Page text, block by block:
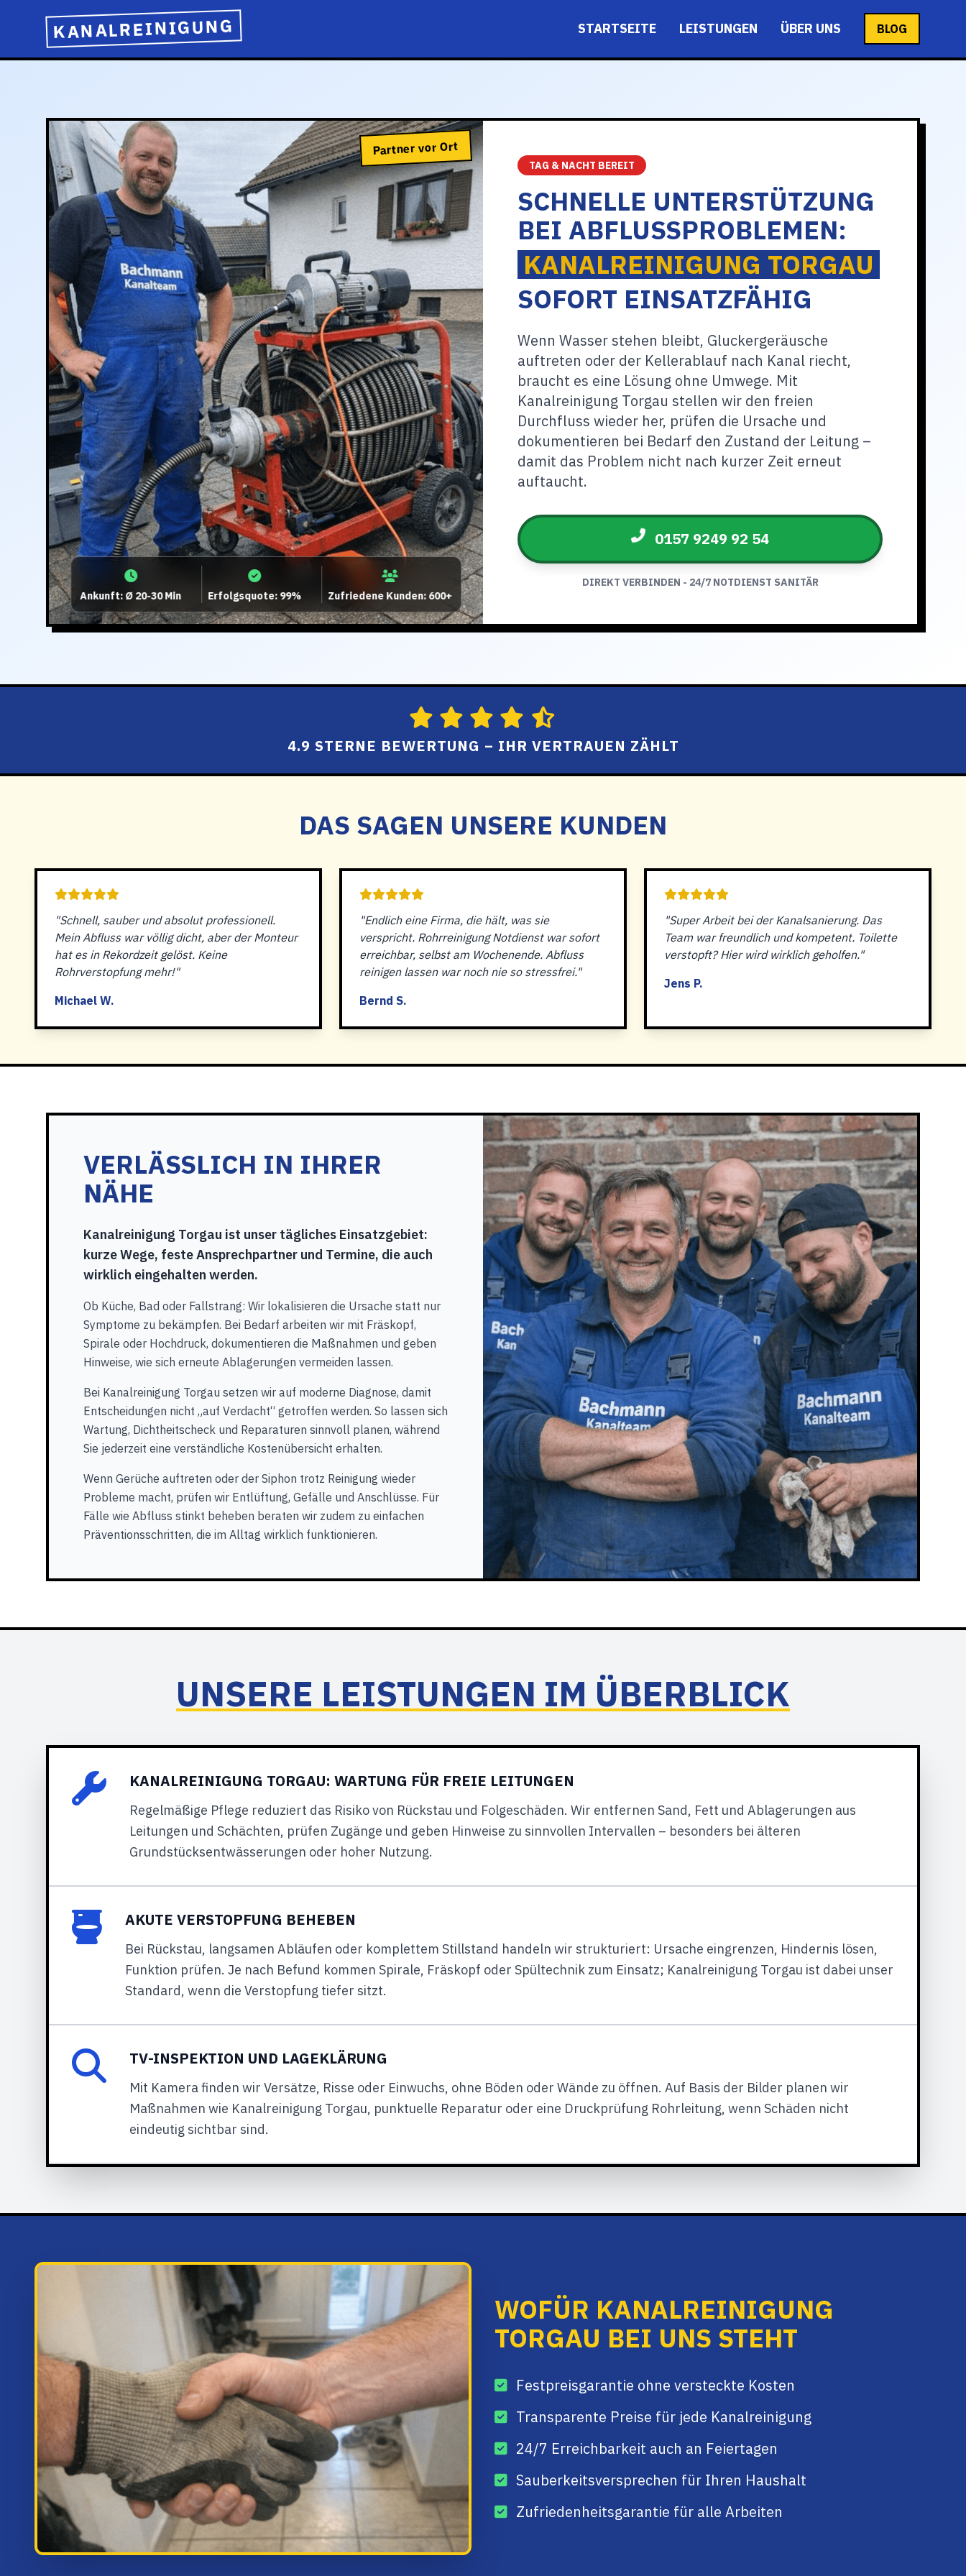
KANALREINIGUNG STARTSEITE LEISTUNGEN ÜBER UNS BLOG
Partner vor Ort
Ankunft: Ø 20-30 Min Erfolgsquote: 99% Zufriedene Kunden: 600+
TAG & NACHT BEREIT
SCHNELLE UNTERSTÜTZUNG
BEI ABFLUSSPROBLEMEN:
KANALREINIGUNG TORGAU
SOFORT EINSATZFÄHIG
Wenn Wasser stehen bleibt, Gluckergeräusche
auftreten oder der Kellerablauf nach Kanal riecht,
braucht es eine Lösung ohne Umwege. Mit
Kanalreinigung Torgau stellen wir den freien
Durchfluss wieder her, prüfen die Ursache und
dokumentieren bei Bedarf den Zustand der Leitung –
damit das Problem nicht nach kurzer Zeit erneut
auftaucht.
0157 9249 92 54
DIREKT VERBINDEN - 24/7 NOTDIENST SANITÄR
4.9 STERNE BEWERTUNG – IHR VERTRAUEN ZÄHLT
DAS SAGEN UNSERE KUNDEN
"Schnell, sauber und absolut professionell.
Mein Abfluss war völlig dicht, aber der Monteur
hat es in Rekordzeit gelöst. Keine
Rohrverstopfung mehr!"
Michael W.
"Endlich eine Firma, die hält, was sie
verspricht. Rohrreinigung Notdienst war sofort
erreichbar, selbst am Wochenende. Abfluss
reinigen lassen war noch nie so stressfrei."
Bernd S.
"Super Arbeit bei der Kanalsanierung. Das
Team war freundlich und kompetent. Toilette
verstopft? Hier wird wirklich geholfen."
Jens P.
VERLÄSSLICH IN IHRER
NÄHE
Kanalreinigung Torgau ist unser tägliches Einsatzgebiet:
kurze Wege, feste Ansprechpartner und Termine, die auch
wirklich eingehalten werden.
Ob Küche, Bad oder Fallstrang: Wir lokalisieren die Ursache statt nur
Symptome zu bekämpfen. Bei Bedarf arbeiten wir mit Fräskopf,
Spirale oder Hochdruck, dokumentieren die Maßnahmen und geben
Hinweise, wie sich erneute Ablagerungen vermeiden lassen.
Bei Kanalreinigung Torgau setzen wir auf moderne Diagnose, damit
Entscheidungen nicht „auf Verdacht“ getroffen werden. So lassen sich
Wartung, Dichtheitscheck und Reparaturen sinnvoll planen, während
Sie jederzeit eine verständliche Kostenübersicht erhalten.
Wenn Gerüche auftreten oder der Siphon trotz Reinigung wieder
Probleme macht, prüfen wir Entlüftung, Gefälle und Anschlüsse. Für
Fälle wie Abfluss stinkt beheben beraten wir zudem zu einfachen
Präventionsschritten, die im Alltag wirklich funktionieren.
UNSERE LEISTUNGEN IM ÜBERBLICK
KANALREINIGUNG TORGAU: WARTUNG FÜR FREIE LEITUNGEN
Regelmäßige Pflege reduziert das Risiko von Rückstau und Folgeschäden. Wir entfernen Sand, Fett und Ablagerungen aus
Leitungen und Schächten, prüfen Zugänge und geben Hinweise zu sinnvollen Intervallen – besonders bei älteren
Grundstücksentwässerungen oder hoher Nutzung.
AKUTE VERSTOPFUNG BEHEBEN
Bei Rückstau, langsamen Abläufen oder komplettem Stillstand handeln wir strukturiert: Ursache eingrenzen, Hindernis lösen,
Funktion prüfen. Je nach Befund kommen Spirale, Fräskopf oder Spültechnik zum Einsatz; Kanalreinigung Torgau ist dabei unser
Standard, wenn die Verstopfung tiefer sitzt.
TV-INSPEKTION UND LAGEKLÄRUNG
Mit Kamera finden wir Versätze, Risse oder Einwuchs, ohne Böden oder Wände zu öffnen. Auf Basis der Bilder planen wir
Maßnahmen wie Kanalreinigung Torgau, punktuelle Reparatur oder eine Druckprüfung Rohrleitung, wenn Schäden nicht
eindeutig sichtbar sind.
WOFÜR KANALREINIGUNG
TORGAU BEI UNS STEHT
Festpreisgarantie ohne versteckte Kosten
Transparente Preise für jede Kanalreinigung
24/7 Erreichbarkeit auch an Feiertagen
Sauberkeitsversprechen für Ihren Haushalt
Zufriedenheitsgarantie für alle Arbeiten